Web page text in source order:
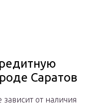
Саратов
от наличия